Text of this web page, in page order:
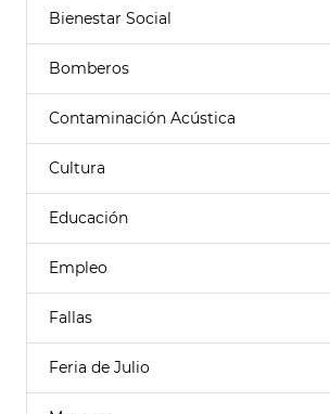
Bienestar Social
Bomberos
Contaminación Acústica
Cultura
Educación
Empleo
Fallas
Feria de Julio